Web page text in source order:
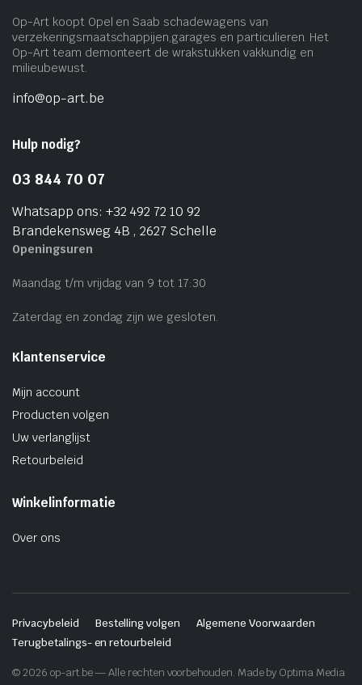
Op-Art koopt Opel en Saab schadewagens van
verzekeringsmaatschappijen,garages en particulieren. Het
Op-Art team demonteert de wrakstukken vakkundig en
milieubewust.
info@op-art.be
Hulp nodig?
03 844 70 07
Whatsapp ons: +32 492 72 10 92
Brandekensweg 4B , 2627 Schelle
Openingsuren
Maandag t/m vrijdag van 9 tot 17:30
Zaterdag en zondag zijn we gesloten.
Klantenservice
Mijn account
Producten volgen
Uw verlanglijst
Retourbeleid
Winkelinformatie
Over ons
Privacybeleid Bestelling volgen
Algemene Voorwaarden
Terugbetalings- en retourbeleid
© 2026 op-art.be — Alle rechten voorbehouden. Made by Optima Media